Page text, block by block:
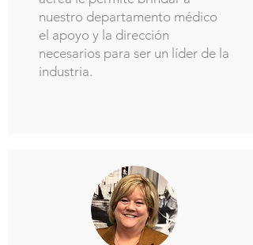
nuestro departamento médico
el apoyo y la dirección
necesarios para ser un líder de la
industria.